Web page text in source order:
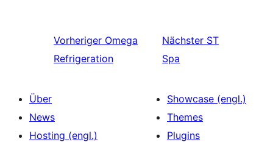
Vorheriger Omega
Refrigeration
Nächster ST
Spa
Über
News
Hosting (engl.)
Showcase (engl.)
Themes
Plugins